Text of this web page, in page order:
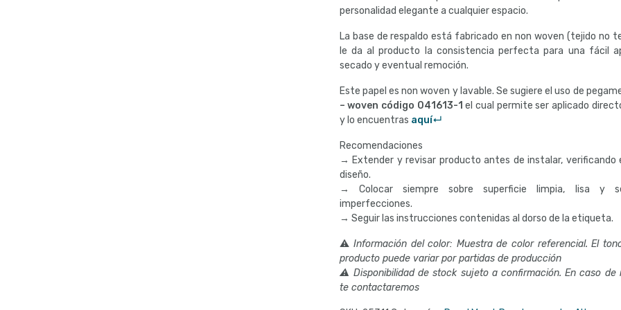
personalidad elegante a cualquier espacio.
La base de respaldo está fabricado en non woven (tejido no
le da al producto la consistencia perfecta para una fácil
secado y eventual remoción.
Este papel es non woven y lavable. Se sugiere el uso de
– woven código 041613-1el cual permite ser aplicado
y lo encuentras aquí↵
Recomendaciones
→ Extender y revisar producto antes de instalar, verificando
diseño.
→ Colocar siempre sobre superficie limpia, lisa y
imperfecciones.
→ Seguir las instrucciones contenidas al dorso de la etiqueta.
⚠ Información del color: Muestra de color referencial. El
producto puede variar por partidas de producción
⚠ Disponibilidad de stock sujeto a confirmación. En caso de
te contactaremos